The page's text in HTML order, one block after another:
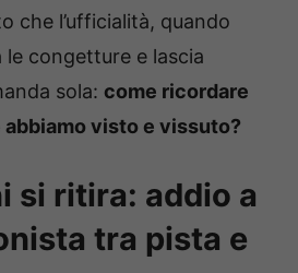
che l’ufficialità, quando
le congetture e lascia
sola: come ricordare
visto e vissuto?
si ritira: addio a
tra pista e